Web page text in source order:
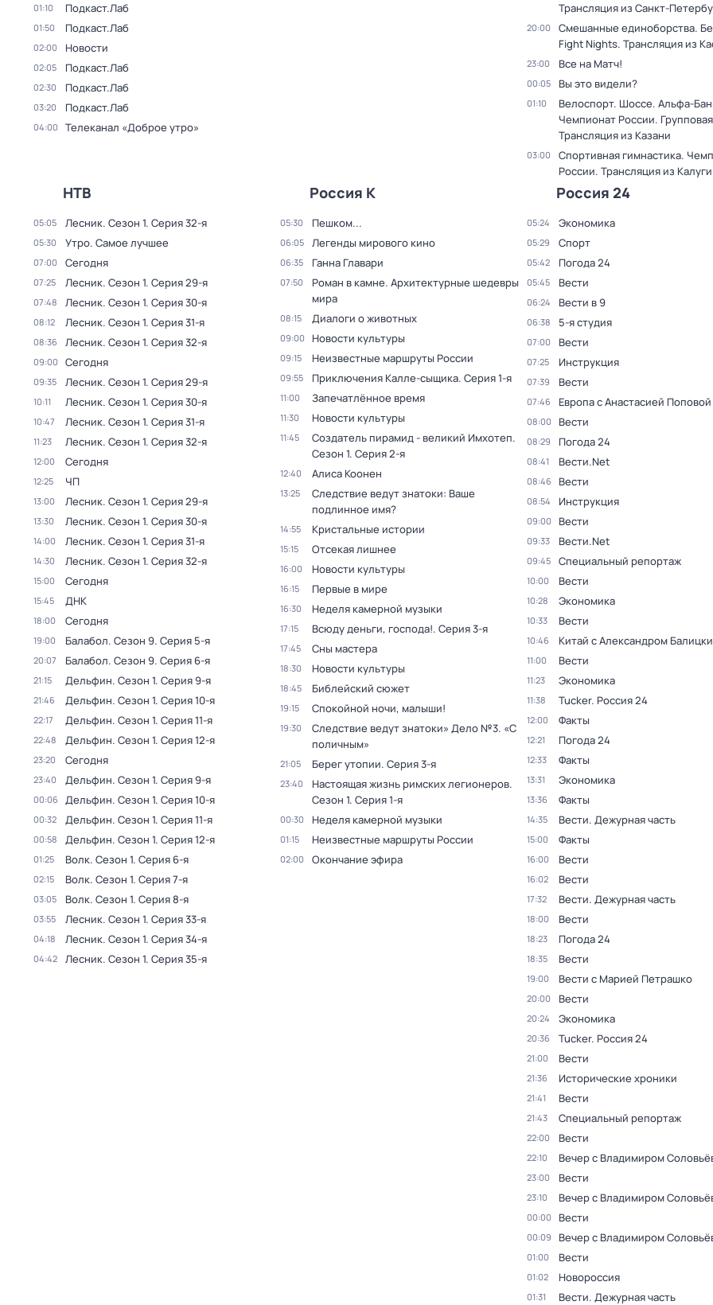
01:10 Подкаст.Лаб
01:50 Подкаст.Лаб
02:00 Новости
02:05 Подкаст.Лаб
02:30 Подкаст.Лаб
03:20 Подкаст.Лаб
04:00 Телеканал «Доброе утро»
Трансляция из Санкт-
20:00
Смешанные единоборства.
Fight Nights. Трансляция из
23:00 Все на Матч!
00:05 Вы это видели?
01:10
Велоспорт. Шоссе. Альфа-
Чемпионат России.
Трансляция из Казани
03:00
Спортивная гимнастика.
России. Трансляция из Калуги
НТВ
05:05 Лесник. Сезон 1. Серия 32-я
05:30 Утро. Самое лучшее
07:00 Сегодня
07:25 Лесник. Сезон 1. Серия 29-я
07:48 Лесник. Сезон 1. Серия 30-я
08:12 Лесник. Сезон 1. Серия 31-я
08:36 Лесник. Сезон 1. Серия 32-я
09:00 Сегодня
09:35 Лесник. Сезон 1. Серия 29-я
10:11 Лесник. Сезон 1. Серия 30-я
10:47 Лесник. Сезон 1. Серия 31-я
11:23 Лесник. Сезон 1. Серия 32-я
12:00 Сегодня
12:25 ЧП
13:00 Лесник. Сезон 1. Серия 29-я
13:30 Лесник. Сезон 1. Серия 30-я
14:00 Лесник. Сезон 1. Серия 31-я
14:30 Лесник. Сезон 1. Серия 32-я
15:00 Сегодня
15:45 ДНК
18:00 Сегодня
19:00 Балабол. Сезон 9. Серия 5-я
20:07 Балабол. Сезон 9. Серия 6-я
21:15 Дельфин. Сезон 1. Серия 9-я
21:46 Дельфин. Сезон 1. Серия 10-я
22:17 Дельфин. Сезон 1. Серия 11-я
22:48 Дельфин. Сезон 1. Серия 12-я
23:20 Сегодня
23:40 Дельфин. Сезон 1. Серия 9-я
00:06 Дельфин. Сезон 1. Серия 10-я
00:32 Дельфин. Сезон 1. Серия 11-я
00:58 Дельфин. Сезон 1. Серия 12-я
01:25 Волк. Сезон 1. Серия 6-я
02:15 Волк. Сезон 1. Серия 7-я
03:05 Волк. Сезон 1. Серия 8-я
03:55 Лесник. Сезон 1. Серия 33-я
04:18 Лесник. Сезон 1. Серия 34-я
04:42 Лесник. Сезон 1. Серия 35-я
Россия К
05:30 Пешком...
06:05 Легенды мирового кино
06:35 Ганна Главари
07:50
Роман в камне. Архитектурные шедевры
мира
08:15 Диалоги о животных
09:00 Новости культуры
09:15 Неизвестные маршруты России
09:55 Приключения Калле-сыщика. Серия 1-я
11:00 Запечатлённое время
11:30 Новости культуры
11:45 Создатель пирамид - великий Имхотеп.
Сезон 1. Серия 2-я
12:40 Алиса Коонен
13:25
Следствие ведут знатоки: Ваше
подлинное имя?
14:55 Кристальные истории
15:15 Отсекая лишнее
16:00 Новости культуры
16:15 Первые в мире
16:30 Неделя камерной музыки
17:15 Всюду деньги, господа!. Серия 3-я
17:45 Сны мастера
18:30 Новости культуры
18:45 Библейский сюжет
19:15 Спокойной ночи, малыши!
19:30
Следствие ведут знатоки» Дело №3. «С
поличным»
21:05 Берег утопии. Серия 3-я
23:40 Настоящая жизнь римских легионеров.
Сезон 1. Серия 1-я
00:30 Неделя камерной музыки
01:15 Неизвестные маршруты России
02:00 Окончание эфира
Россия 24
05:24 Экономика
05:29 Спорт
05:42 Погода 24
05:45 Вести
06:24 Вести в 9
06:38 5-я студия
07:00 Вести
07:25 Инструкция
07:39 Вести
07:46 Европа с Анастасией Поповой
08:00 Вести
08:29 Погода 24
08:41 Вести.Net
08:46 Вести
08:54 Инструкция
09:00 Вести
09:33 Вести.Net
09:45 Специальный репортаж
10:00 Вести
10:28 Экономика
10:33 Вести
10:46 Китай с Александром
11:00 Вести
11:23 Экономика
11:38 Tucker. Россия 24
12:00 Факты
12:21 Погода 24
12:33 Факты
13:31 Экономика
13:36 Факты
14:35 Вести. Дежурная часть
15:00 Факты
16:00 Вести
16:02 Вести
17:32 Вести. Дежурная часть
18:00 Вести
18:23 Погода 24
18:35 Вести
19:00 Вести с Марией Петрашко
20:00 Вести
20:24 Экономика
20:36 Tucker. Россия 24
21:00 Вести
21:36 Исторические хроники
21:41 Вести
21:43 Специальный репортаж
22:00 Вести
22:10 Вечер с Владимиром
23:00 Вести
23:10 Вечер с Владимиром
00:00 Вести
00:09 Вечер с Владимиром
01:00 Вести
01:02 Новороссия
01:31 Вести. Дежурная часть